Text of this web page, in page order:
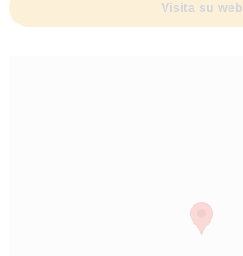
Visita su web